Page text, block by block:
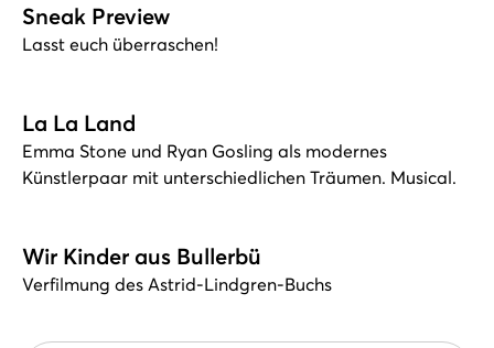
Sneak Preview
Lasst euch überraschen!
La La Land
Emma Stone und Ryan Gosling als modernes
Künstlerpaar mit unterschiedlichen Träumen. Musical.
Wir Kinder aus Bullerbü
Verfilmung des Astrid-Lindgren-Buchs